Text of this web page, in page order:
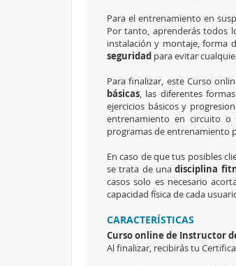
Para el entrenamiento en
Por tanto, aprenderás todos
instalación y montaje, forma
seguridad para evitar
Para finalizar, este Curso
básicas, las diferentes
ejercicios básicos y
entrenamiento en circuito o
programas de entrenamiento
En caso de que tus posibles
se trata de unadisciplina
casos solo es necesario
capacidad física de cada
CARACTERÍSTICAS
Curso online de Instructor
Al finalizar, recibirás tu